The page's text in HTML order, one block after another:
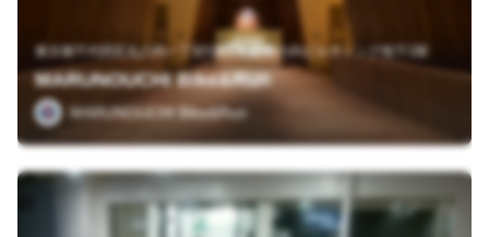
東京都千代田区丸の内一丁目5番1号 新丸の内ビルディング地下1階
MARUNOUCHI Bike&Run
MARUNOUCHI Bike&Run